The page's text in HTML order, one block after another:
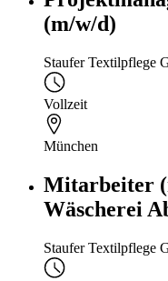
(m/w/d)
Staufer Textilpflege
Vollzeit
München
Mitarbeiter
Wäscherei
Staufer Textilpflege